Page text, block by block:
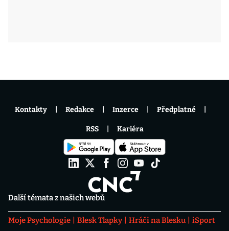
Další témata z našich webů
Moje Psychologie Blesk Tlapky Hráči na Blesku
iSport
Kontakty Redakce Inzerce Předplatné
RSS Kariéra